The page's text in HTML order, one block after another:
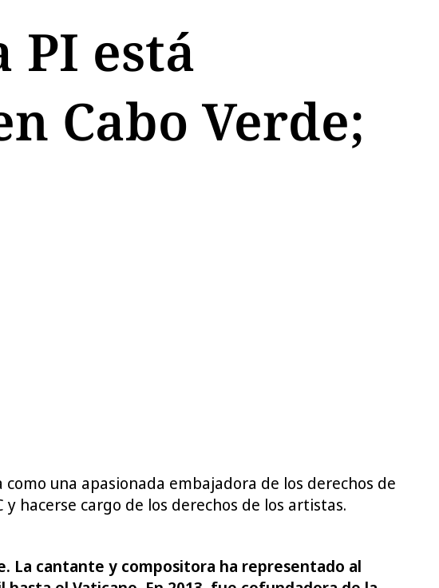
está
Cabo Verde;
una apasionada embajadora de los derechos de
hacerse cargo de los derechos de los artistas.
La cantante y compositora ha representado al